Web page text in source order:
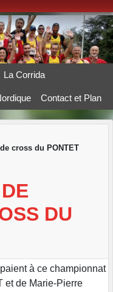
La Corrida
Contact et Plan
cross du PONTET
DU
à ce championnat
et de Marie-Pierre